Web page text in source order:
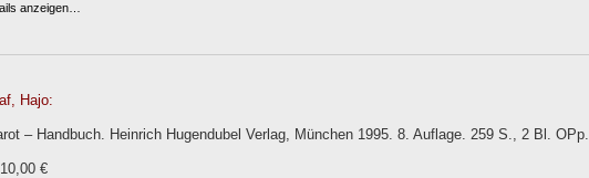
anzeigen…
Hajo:
– Handbuch. Heinrich Hugendubel Verlag, München 1995. 8. Auflage. 259 S., 2 Bl. OPp.
€